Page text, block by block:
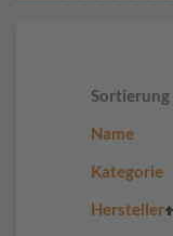
Sortierung
Name
Kategorie
Hersteller